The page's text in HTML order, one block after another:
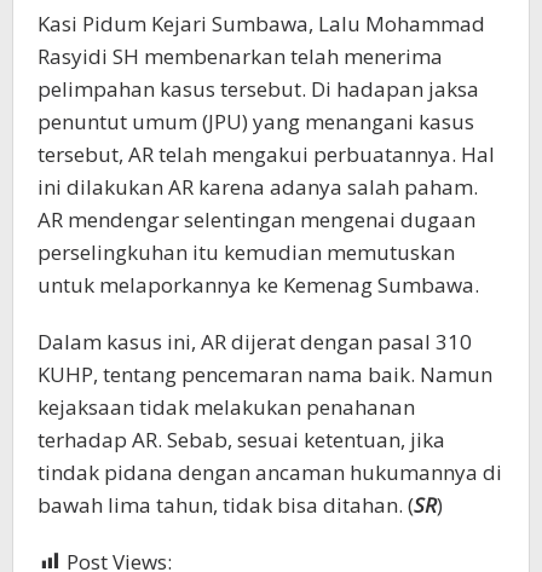
Kasi Pidum Kejari Sumbawa, Lalu Mohammad
Rasyidi SH membenarkan telah menerima
pelimpahan kasus tersebut. Di hadapan jaksa
penuntut umum (JPU) yang menangani kasus
tersebut, AR telah mengakui perbuatannya. Hal
ini dilakukan AR karena adanya salah paham.
AR mendengar selentingan mengenai dugaan
perselingkuhan itu kemudian memutuskan
untuk melaporkannya ke Kemenag Sumbawa.
Dalam kasus ini, AR dijerat dengan pasal 310
KUHP, tentang pencemaran nama baik. Namun
kejaksaan tidak melakukan penahanan
terhadap AR. Sebab, sesuai ketentuan, jika
tindak pidana dengan ancaman hukumannya di
bawah lima tahun, tidak bisa ditahan. (SR)
Post Views: